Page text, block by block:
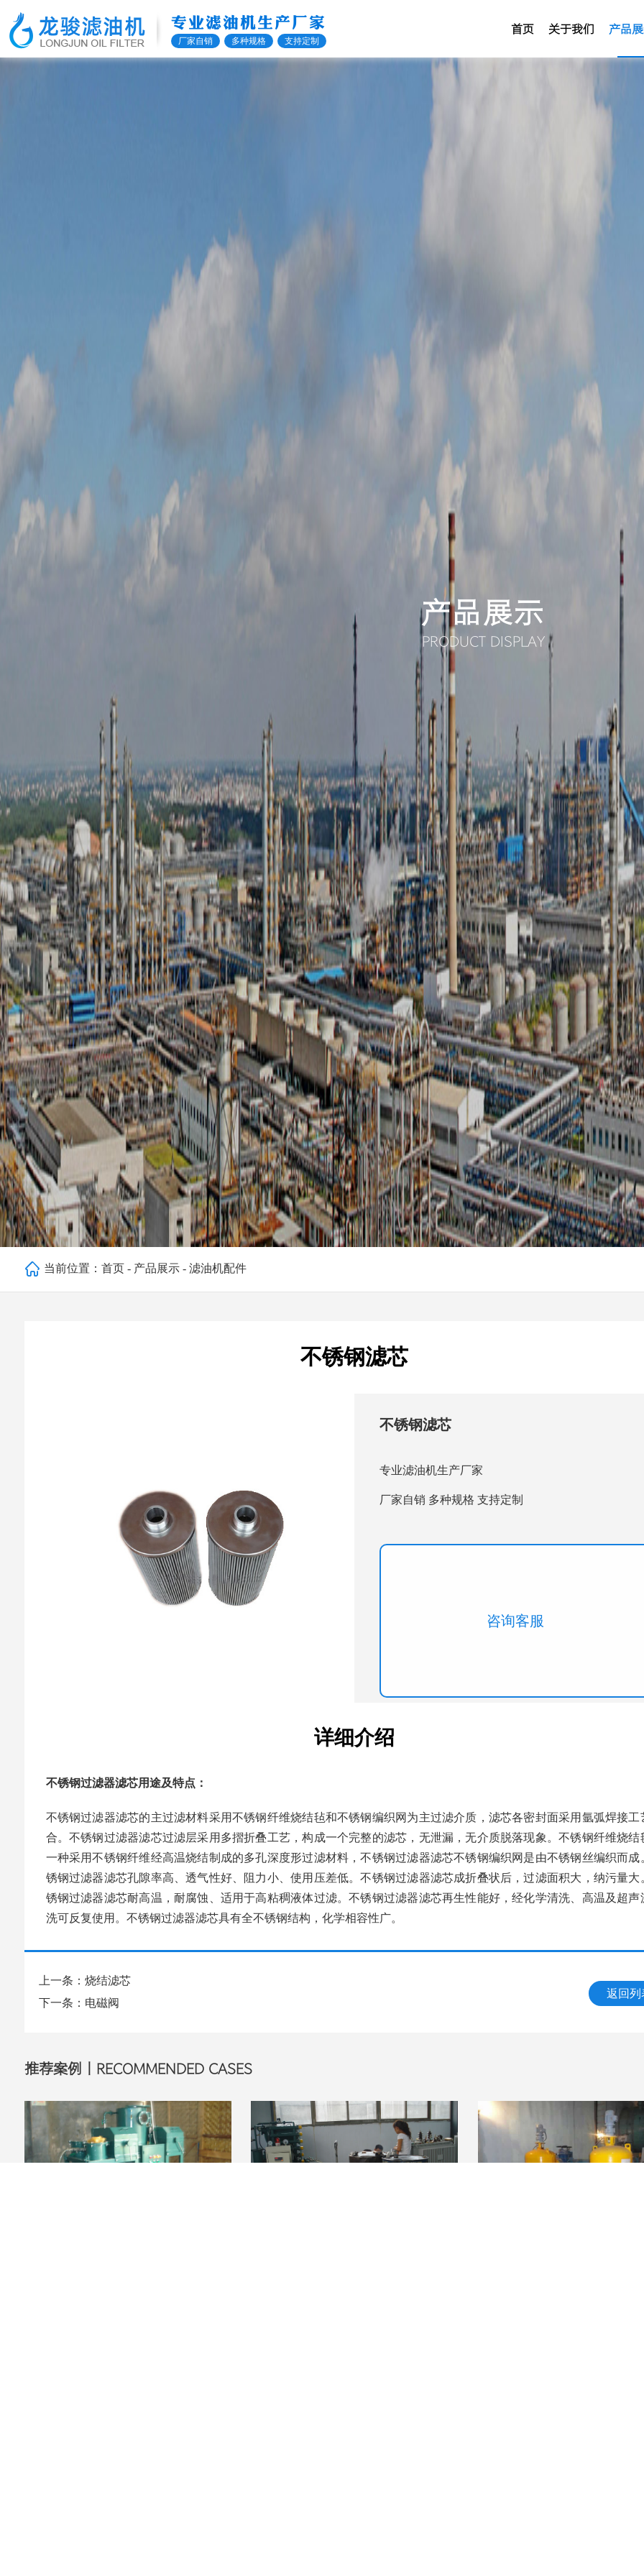
专业滤油机生产厂家
厂家自销 多种规格 支持定制
首页 关于我们 产品
产品展示
PRODUCT DISPLAY
当前位置： 首页- 产品展示- 滤油机配件
不锈钢滤芯
不锈钢滤芯
专业滤油机生产厂家
厂家自销 多种规格 支持定制
咨询客服
详细介绍
不锈钢过滤器滤芯用途及特点：
不锈钢过滤器滤芯的主过滤材料采用不锈钢纤维烧结毡和不锈钢编织网为主过滤介质，滤芯各密封面采用氩弧焊接工
合。不锈钢过滤器滤芯过滤层采用多摺折叠工艺，构成一个完整的滤芯，无泄漏，无介质脱落现象。不锈钢纤维烧结
一种采用不锈钢纤维经高温烧结制成的多孔深度形过滤材料，不锈钢过滤器滤芯不锈钢编织网是由不锈钢丝编织而成
锈钢过滤器滤芯孔隙率高、透气性好、阻力小、使用压差低。不锈钢过滤器滤芯成折叠状后，过滤面积大，纳污量大
锈钢过滤器滤芯耐高温，耐腐蚀、适用于高粘稠液体过滤。不锈钢过滤器滤芯再生性能好，经化学清洗、高温及超声
洗可反复使用。不锈钢过滤器滤芯具有全不锈钢结构，化学相容性广。
上一条：烧结滤芯
下一条：电磁阀
返回列
推荐案例丨RECOMMENDED CASES